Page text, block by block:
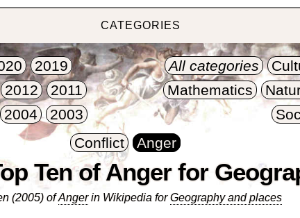
CATEGORIES
2019
2012
2011
2004 2003
All categories
Mathematics
Conflict
Anger
Ten of Anger for
(2005) ofAngerin Wikipedia forGeography and places